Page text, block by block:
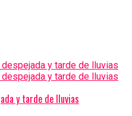
y tarde de lluvias